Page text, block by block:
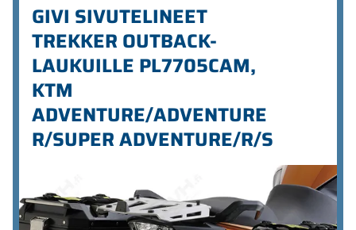
GIVI SIVUTELINEET
TREKKER OUTBACK-
LAUKUILLE PL7705CAM,
KTM
ADVENTURE/ADVENTURE
R/SUPER ADVENTURE/R/S